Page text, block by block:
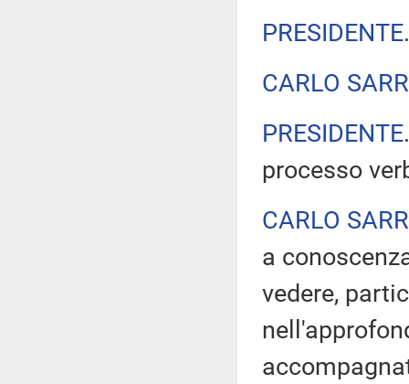
PRESIDENTE
CARLO
PRESIDENTE
processo
CARLO
a
vedere,